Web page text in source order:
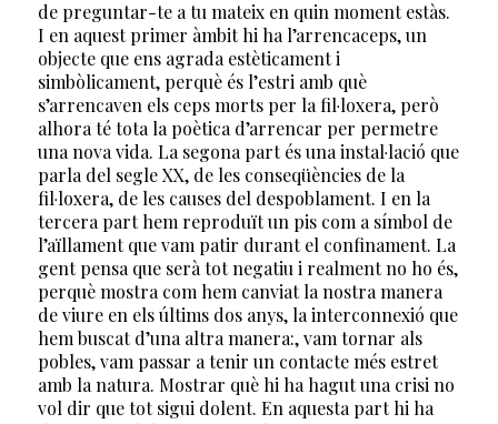
de preguntar-te a tu mateix en quin moment estàs.
I en aquest primer àmbit hi ha l’arrencaceps, un
objecte que ens agrada estèticament i
simbòlicament, perquè és l’estri amb què
s’arrencaven els ceps morts per la fil·loxera, però
alhora té tota la poètica d’arrencar per permetre
una nova vida. La segona part és una instal·lació que
parla del segle XX, de les conseqüències de la
fil·loxera, de les causes del despoblament. I en la
tercera part hem reproduït un pis com a símbol de
l’aïllament que vam patir durant el confinament. La
gent pensa que serà tot negatiu i realment no ho és,
perquè mostra com hem canviat la nostra manera
de viure en els últims dos anys, la interconnexió que
hem buscat d’una altra manera:, vam tornar als
pobles, vam passar a tenir un contacte més estret
amb la natura. Mostrar què hi ha hagut una crisi no
vol dir que tot sigui dolent. En aquesta part hi ha